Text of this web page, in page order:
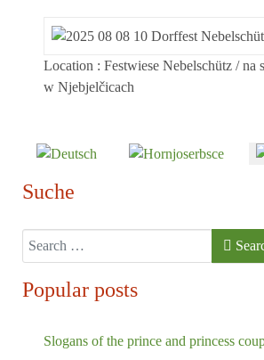
Location : Festwiese Nebelschütz / na
w Njebjelčicach
Select your language
Suche
Search
Popular posts
Slogans of the prince and princess